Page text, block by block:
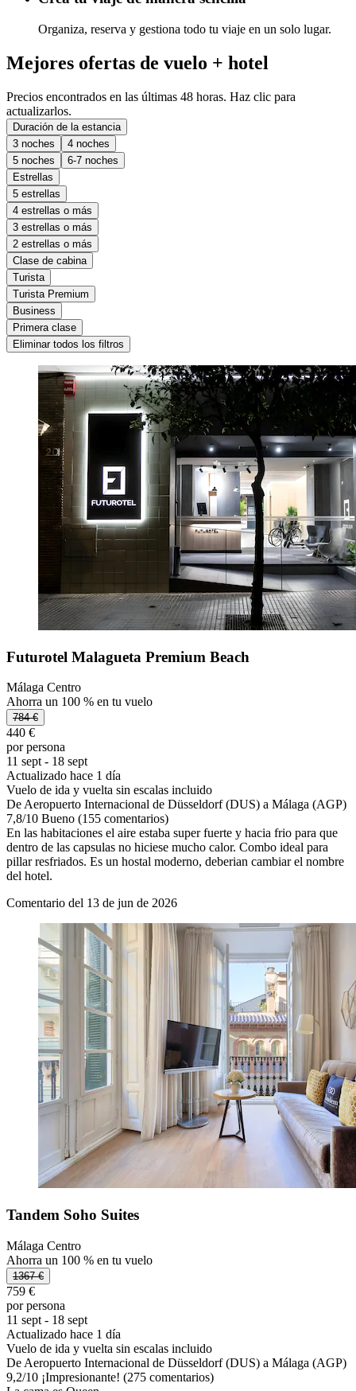
Organiza, reserva y gestiona todo tu viaje en un solo lugar.
Mejores ofertas de vuelo + hotel
Precios encontrados en las últimas 48 horas. Haz clic para
actualizarlos.
Duración de la estancia
3 noches
4 noches
5 noches
6-7 noches
Estrellas
5 estrellas
4 estrellas o más
3 estrellas o más
2 estrellas o más
Clase de cabina
Turista
Turista Premium
Business
Primera clase
Eliminar todos los filtros
Futurotel Malagueta Premium Beach
Málaga Centro
Ahorra un 100 % en tu vuelo
784 €
440 €
por persona
11 sept - 18 sept
Actualizado hace 1 día
Vuelo de ida y vuelta sin escalas incluido
De Aeropuerto Internacional de Düsseldorf (DUS) a Málaga (AGP)
7,8/10 Bueno (155 comentarios)
En las habitaciones el aire estaba super fuerte y hacia frio para que
dentro de las capsulas no hiciese mucho calor. Combo ideal para
pillar resfriados. Es un hostal moderno, deberian cambiar el nombre
del hotel.
Comentario del 13 de jun de 2026
Tandem Soho Suites
Málaga Centro
Ahorra un 100 % en tu vuelo
1367 €
759 €
por persona
11 sept - 18 sept
Actualizado hace 1 día
Vuelo de ida y vuelta sin escalas incluido
De Aeropuerto Internacional de Düsseldorf (DUS) a Málaga (AGP)
9,2/10 ¡Impresionante! (275 comentarios)